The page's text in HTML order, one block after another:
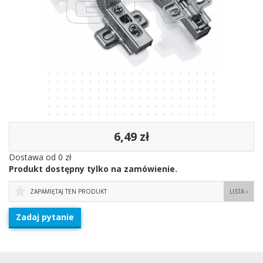
6,49 zł
Dostawa od 0 zł
Produkt dostępny tylko na zamówienie.
LISTA ›
ZAPAMIĘTAJ TEN PRODUKT
Zadaj pytanie